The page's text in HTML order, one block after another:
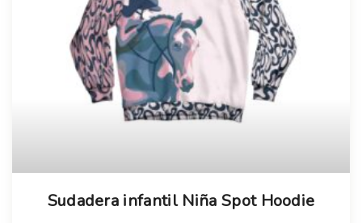
Sudadera infantil Niña Spot Hoodie